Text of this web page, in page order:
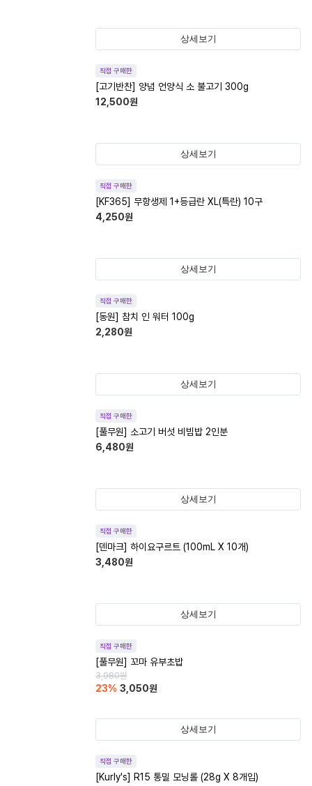
상세보기
직접 구매한
[고기반찬] 양념 언양식 소 불고기 300g
12,500원
상세보기
직접 구매한
[KF365] 무항생제 1+등급란 XL(특란) 10구
4,250원
상세보기
직접 구매한
[동원] 참치 인 워터 100g
2,280원
상세보기
직접 구매한
[풀무원] 소고기 버섯 비빔밥 2인분
6,480원
상세보기
직접 구매한
[덴마크] 하이요구르트 (100mL X 10개)
3,480원
상세보기
직접 구매한
[풀무원] 꼬마 유부초밥
3,980원
23% 3,050원
상세보기
직접 구매한
[Kurly's] R15 통밀 모닝롤 (28g X 8개입)